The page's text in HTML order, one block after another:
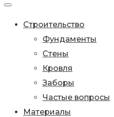
Строительство
Фундаменты
Стены
Кровля
Заборы
Частые вопросы
Материалы